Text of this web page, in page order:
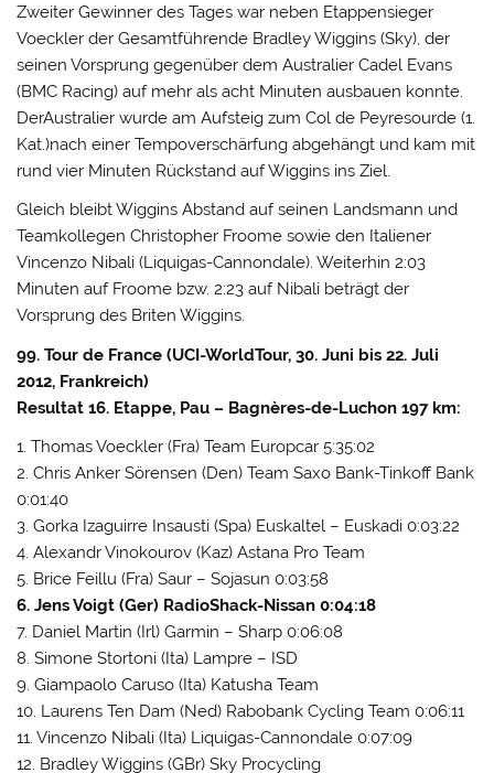
Zweiter Gewinner des Tages war neben Etappensieger
Voeckler der Gesamtführende Bradley Wiggins (Sky), der
seinen Vorsprung gegenüber dem Australier Cadel Evans
(BMC Racing) auf mehr als acht Minuten ausbauen konnte.
DerAustralier wurde am Aufsteig zum Col de Peyresourde (1.
Kat.)nach einer Tempoverschärfung abgehängt und kam mit
rund vier Minuten Rückstand auf Wiggins ins Ziel.
Gleich bleibt Wiggins Abstand auf seinen Landsmann und
Teamkollegen Christopher Froome sowie den Italiener
Vincenzo Nibali (Liquigas-Cannondale). Weiterhin 2:03
Minuten auf Froome bzw. 2:23 auf Nibali beträgt der
Vorsprung des Briten Wiggins.
99. Tour de France (UCI-WorldTour, 30. Juni bis 22. Juli
2012, Frankreich)
Resultat 16. Etappe, Pau – Bagnères-de-Luchon 197 km:
1. Thomas Voeckler (Fra) Team Europcar 5:35:02
2. Chris Anker Sörensen (Den) Team Saxo Bank-Tinkoff Bank
0:01:40
3. Gorka Izaguirre Insausti (Spa) Euskaltel – Euskadi 0:03:22
4. Alexandr Vinokourov (Kaz) Astana Pro Team
5. Brice Feillu (Fra) Saur – Sojasun 0:03:58
6. Jens Voigt (Ger) RadioShack-Nissan 0:04:18
7. Daniel Martin (Irl) Garmin – Sharp 0:06:08
8. Simone Stortoni (Ita) Lampre – ISD
9. Giampaolo Caruso (Ita) Katusha Team
10. Laurens Ten Dam (Ned) Rabobank Cycling Team 0:06:11
11. Vincenzo Nibali (Ita) Liquigas-Cannondale 0:07:09
12. Bradley Wiggins (GBr) Sky Procycling